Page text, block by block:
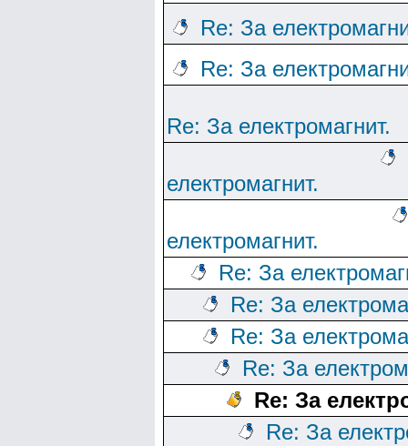
Re: За
Re: За
Re: За електромагнит.
електромагнит.
електромагнит.
Re: За
Re: За
Re: За
Re: За
Re: За
Re: За